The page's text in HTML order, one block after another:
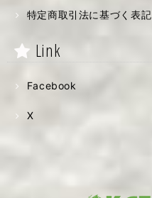
特定商取引法に基づく表記
Link
Facebook
X